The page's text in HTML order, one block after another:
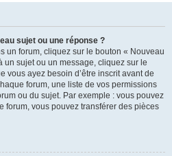
sujet ou une réponse ?
un forum, cliquez sur le bouton « Nouveau
sujet ou un message, cliquez sur le
vous ayez besoin d’être inscrit avant de
forum, une liste de vos permissions
ou du sujet. Par exemple : vous pouvez
forum, vous pouvez transférer des pièces